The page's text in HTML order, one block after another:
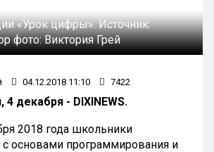
«Урок цифры».Источник:
фото:Виктория Грей
04.12.2018 11:10 7422
4 декабря - DIXINEWS.
2018 года школьники
с основами программирования и